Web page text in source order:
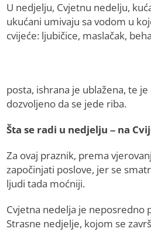
U nedjelju, Cvjetnu nedelju,
ukućani umivaju sa vodom u
cvijeće: ljubičice, maslačak,
posta, ishrana je ublažena, te
dozvoljeno da se jede riba.
Šta se radi u nedjelju – na
Za ovaj praznik, prema
započinjati poslove, jer se
ljudi tada moćniji.
Cvjetna nedelja je neposredno
Strasne nedjelje, kojom se